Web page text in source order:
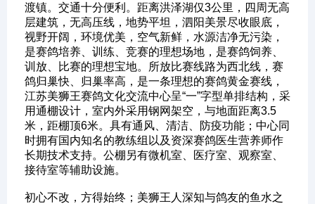
渡镇。交通十分便利。距离洪泽湖仅3公里，四周无高
层建筑，无高压线，地势平坦，泗阳美景尽收眼底，
视野开阔，环境优美，空气新鲜，水源洁净无污染，
是赛鸽培养、训练、竞赛的理想场地，是赛鸽饲养、
训放、比赛的理想宝地。所放比赛线路为西北线，赛
鸽归巢快、归巢率高，是一条理想的赛鸽黄金赛线，
江苏美狮王赛鸽文化交流中心呈“一”字型单排结构，采
用通棚设计，室内外采用钢网架空，与地面距离3.5
米，距棚顶6米。具有通风、清洁、防疫功能；中心同
时拥有国内知名的教练组以及资深赛鸽医生营养师作
长期技术支持。公棚另有微机室、医疗室、观察室、
接待室等辅助设施。
初心不改，方得始终；美狮王人深知与鸽友的鱼水之